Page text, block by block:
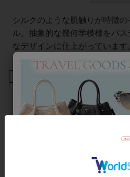
シルクのような肌触りが特徴
ル。抽象的な幾何学模様をパ
なデザインに仕上がっています